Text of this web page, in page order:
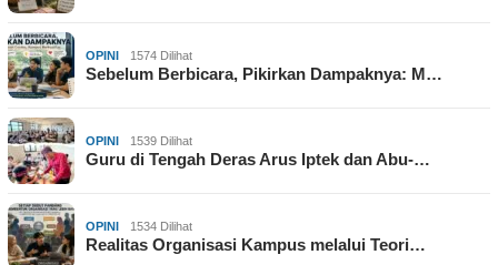
OPINI 1574 Dilihat
Sebelum Berbicara, Pikirkan Dampaknya: M…
OPINI 1539 Dilihat
Guru di Tengah Deras Arus Iptek dan Abu-…
OPINI 1534 Dilihat
Realitas Organisasi Kampus melalui Teori…